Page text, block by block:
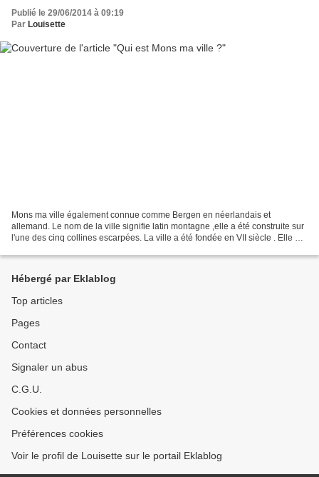
Publié le 29/06/2014 à 09:19
Par Louisette
Mons ma ville également connue comme Bergen en néerlandais et
allemand. Le nom de la ville signifie latin montagne ,elle a été construite sur
l'une des cinq collines escarpées. La ville a été fondée en VII siècle . Elle est
Hébergé par Eklablog
Top articles
Pages
Contact
Signaler un abus
C.G.U.
Cookies et données personnelles
Préférences cookies
Voir le profil de Louisette sur le portail Eklablog